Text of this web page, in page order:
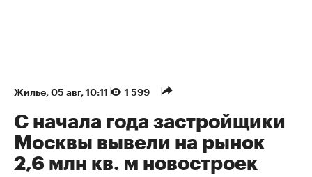
Жилье⁠, 05 авг, 10:11 1 599
С начала года застройщики
Москвы вывели на рынок
2,6 млн кв. м новостроек